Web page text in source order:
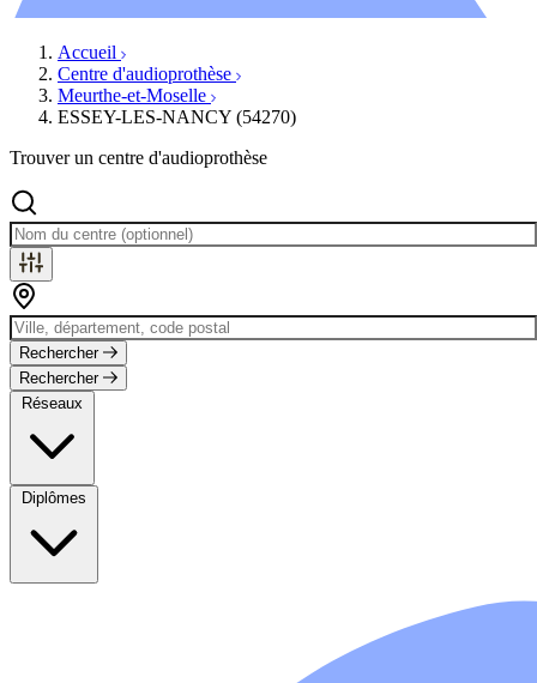
Accueil
Centre d'audioprothèse
Meurthe-et-Moselle
ESSEY-LES-NANCY (54270)
Trouver un centre d'audioprothèse
Rechercher
Rechercher
Réseaux
Diplômes